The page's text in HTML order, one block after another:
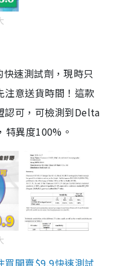
速測試劑，現時只
注意送貨時間！這款
認可，可檢測到Delta
異度100%。
買開賣$9.9快速測試